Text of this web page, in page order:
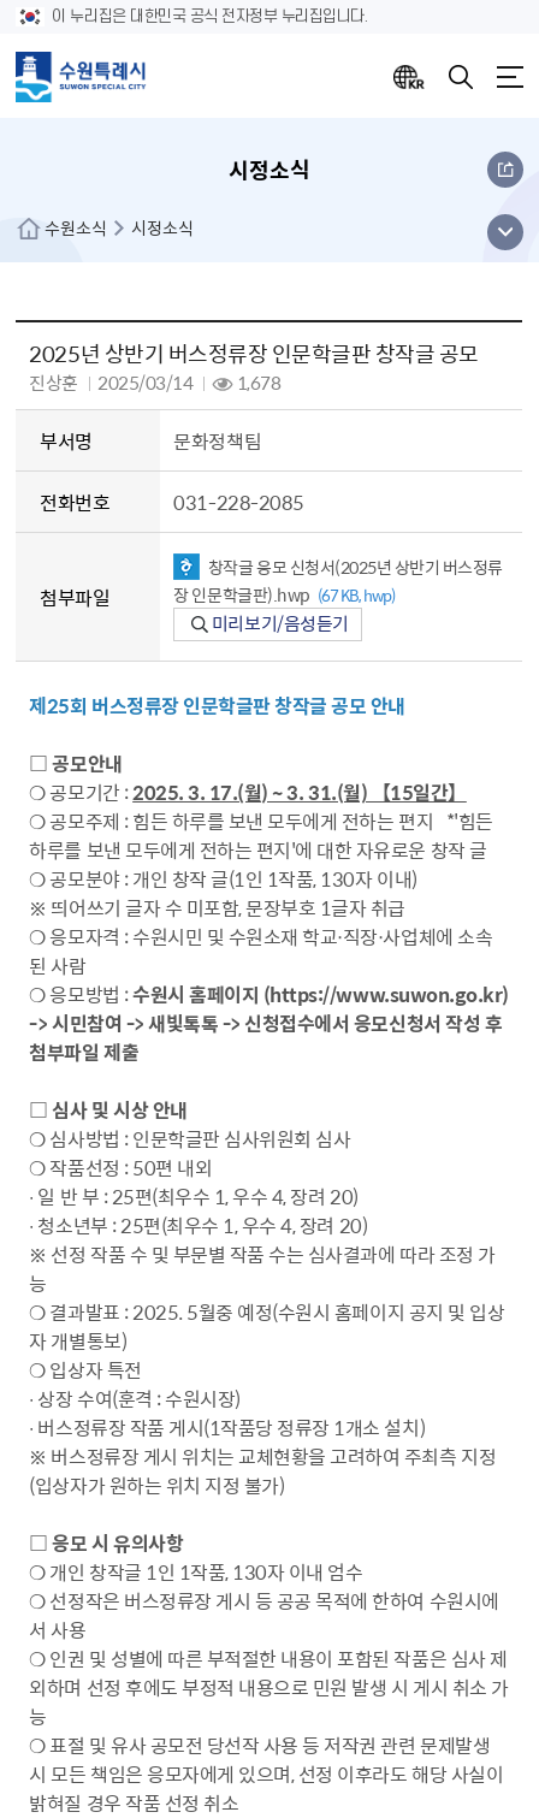
이 누리집은 대한민국 공식 전자정부 누리집입니다.
시정소식
수원소식 시정소식
메뉴
열기
2025년 상반기 버스정류장 인문학글판 창작글 공모
진상훈 2025/03/14 1,678
부서명 문화정책팀
전화번호 031-228-2085
첨부파일
창작글 응모 신청서(2025년 상반기 버스정류
장 인문학글판).hwp (67 KB, hwp)
미리보기/음성듣기
제25회 버스정류장 인문학글판 창작글 공모 안내
□ 공모안내
❍ 공모기간 :2025. 3. 17.(월) ~ 3. 31.(월) 【15일간】
❍ 공모주제 : 힘든 하루를 보낸 모두에게 전하는 편지 *'힘든
하루를 보낸 모두에게 전하는 편지'에 대한 자유로운 창작 글
❍ 공모분야 : 개인 창작 글(1인 1작품, 130자 이내)
※ 띄어쓰기 글자 수 미포함, 문장부호 1글자 취급
❍ 응모자격 : 수원시민 및 수원소재 학교‧직장‧사업체에 소속
된 사람
❍ 응모방법 :수원시 홈페이지 (https://www.suwon.go.kr)
-> 시민참여 -> 새빛톡톡 -> 신청접수에서 응모신청서 작성 후
첨부파일 제출
□ 심사 및 시상 안내
❍ 심사방법 : 인문학글판 심사위원회 심사
❍ 작품선정 : 50편 내외
∙ 일 반 부 : 25편(최우수 1, 우수 4, 장려 20)
∙ 청소년부 : 25편(최우수 1, 우수 4, 장려 20)
※ 선정 작품 수 및 부문별 작품 수는 심사결과에 따라 조정 가
능
❍ 결과발표 : 2025. 5월중 예정(수원시 홈페이지 공지 및 입상
자 개별통보)
❍ 입상자 특전
∙ 상장 수여(훈격 : 수원시장)
∙ 버스정류장 작품 게시(1작품당 정류장 1개소 설치)
※ 버스정류장 게시 위치는 교체현황을 고려하여 주최측 지정
(입상자가 원하는 위치 지정 불가)
□ 응모 시 유의사항
❍ 개인 창작글 1인 1작품, 130자 이내 엄수
❍ 선정작은 버스정류장 게시 등 공공 목적에 한하여 수원시에
서 사용
❍ 인권 및 성별에 따른 부적절한 내용이 포함된 작품은 심사 제
외하며 선정 후에도 부정적 내용으로 민원 발생 시 게시 취소 가
능
❍ 표절 및 유사 공모전 당선작 사용 등 저작권 관련 문제발생
시 모든 책임은 응모자에게 있으며, 선정 이후라도 해당 사실이
밝혀질 경우 작품 선정 취소